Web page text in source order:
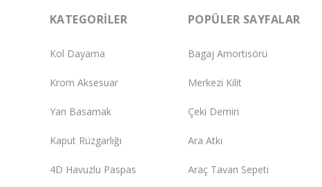
KATEGORILER
Kol Dayama
Krom Aksesuar
Yan Basamak
Kaput Rüzgarlığı
4D Havuzlu Paspas
POPÜLER SAYFALAR
Bagaj Amortisörü
Merkezi Kilit
Çeki Demiri
Ara Atkı
Araç Tavan Sepeti